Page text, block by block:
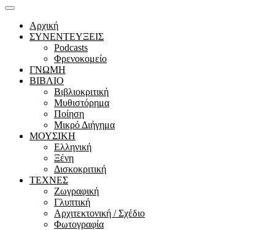
Αρχική
ΣΥΝΕΝΤΕΥΞΕΙΣ
Podcasts
Φρενοκομείο
ΓΝΩΜΗ
ΒΙΒΛΙΟ
Βιβλιοκριτική
Μυθιστόρημα
Ποίηση
Μικρό Διήγημα
ΜΟΥΣΙΚΗ
Ελληνική
Ξένη
Δισκοκριτική
ΤΕΧΝΕΣ
Ζωγραφική
Γλυπτική
Αρχιτεκτονική / Σχέδιο
Φωτογραφία